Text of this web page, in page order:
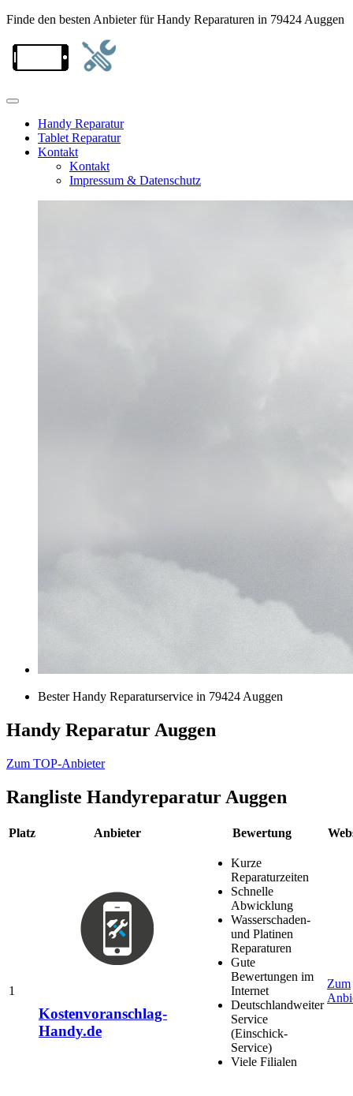
Finde den besten Anbieter für Handy Reparaturen in 79424 Auggen
Handy Reparatur
Tablet Reparatur
Kontakt
Kontakt
Impressum & Datenschutz
Bester Handy Reparaturservice in 79424 Auggen
Handy Reparatur Auggen
Zum TOP-Anbieter
Rangliste Handyreparatur Auggen
Platz Anbieter Bewertung
1
Kostenvoranschlag-
Handy.de
Kurze
Reparaturzeiten
Schnelle
Abwicklung
Wasserschaden-
und Platinen
Reparaturen
Gute
Bewertungen im
Internet
Deutschlandweiter
Service
(Einschick-
Service)
Viele Filialen
Zum